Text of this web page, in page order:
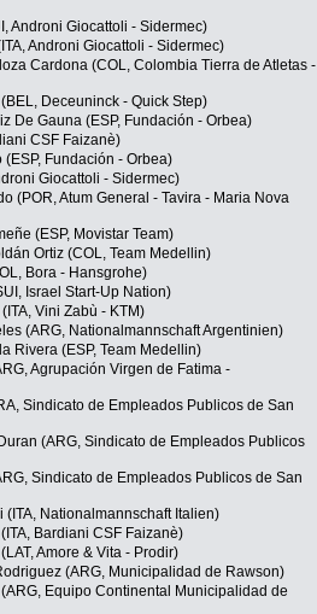
Androni Giocattoli - Sidermec)
Androni Giocattoli - Sidermec)
Cardona (COL, Colombia Tierra de Atletas -
Deceuninck - Quick Step)
De Gauna (ESP, Fundación - Orbea)
CSF Faizanè)
(ESP, Fundación - Orbea)
Giocattoli - Sidermec)
(POR, Atum General - Tavira - Maria Nova
(ESP, Movistar Team)
Ortiz (COL, Team Medellin)
Bora - Hansgrohe)
Israel Start-Up Nation)
Vini Zabù - KTM)
(ARG, Nationalmannschaft Argentinien)
Rivera (ESP, Team Medellin)
Agrupación Virgen de Fatima -
Sindicato de Empleados Publicos de San
(ARG, Sindicato de Empleados Publicos
Sindicato de Empleados Publicos de San
(ITA, Nationalmannschaft Italien)
Bardiani CSF Faizanè)
Amore & Vita - Prodir)
(ARG, Municipalidad de Rawson)
Equipo Continental Municipalidad de